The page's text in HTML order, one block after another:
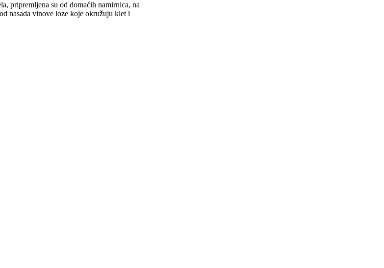
pripremljena su od domaćih namirnica, na
nasada vinove loze koje okružuju klet i